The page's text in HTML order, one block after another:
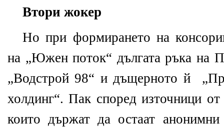
Втори жокер
Но при формирането на
на „Южен поток“ дългата ръка на
„Водстрой 98“ и дъщерното й
холдинг“. Пак според източници
които държат да остаат